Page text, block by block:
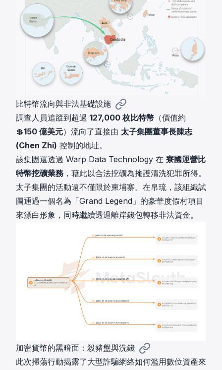
比特幣流向與非法基礎設施
調查人員追蹤到超過 127,000 枚比特幣 （價值約
💲150 億美元）流向了直接由 太子集團董事長陳志
(Chen Zhi) 控制的地址。
該集團還透過 Warp Data Technology 在 寮國運營比
特幣挖礦業務 ，藉此以合法挖礦為掩護清洗犯罪所得。
太子集團的活動遠不僅限於柬埔寨。在帛琉，該組織試
圖通過一個名為「Grand Legend」的豪華度假村項目
來漂白形象，同時繼續透過離岸錢包轉移非法資金。
加密貨幣的黑暗面：殺豬盤與洗錢
此次掃蕩行動揭露了大型詐騙網絡如何濫用數位資產來